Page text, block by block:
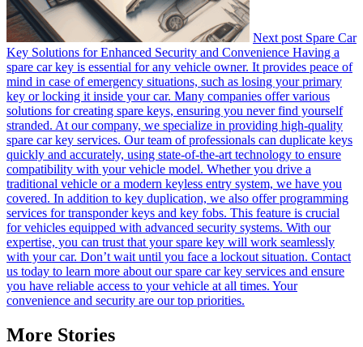
Next post Spare Car
Key Solutions for Enhanced Security and Convenience Having a
spare car key is essential for any vehicle owner. It provides peace of
mind in case of emergency situations, such as losing your primary
key or locking it inside your car. Many companies offer various
solutions for creating spare keys, ensuring you never find yourself
stranded. At our company, we specialize in providing high-quality
spare car key services. Our team of professionals can duplicate keys
quickly and accurately, using state-of-the-art technology to ensure
compatibility with your vehicle model. Whether you drive a
traditional vehicle or a modern keyless entry system, we have you
covered. In addition to key duplication, we also offer programming
services for transponder keys and key fobs. This feature is crucial
for vehicles equipped with advanced security systems. With our
expertise, you can trust that your spare key will work seamlessly
with your car. Don’t wait until you face a lockout situation. Contact
us today to learn more about our spare car key services and ensure
you have reliable access to your vehicle at all times. Your
convenience and security are our top priorities.
More Stories